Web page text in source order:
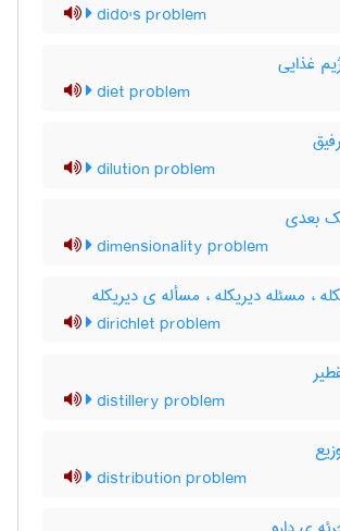
dido's problem
غذایی
diet problem
dilution problem
بعدی
dimensionality problem
، مسئله دیریکله ، مسأله ی دیریکله
dirichlet problem
distillery problem
distribution problem